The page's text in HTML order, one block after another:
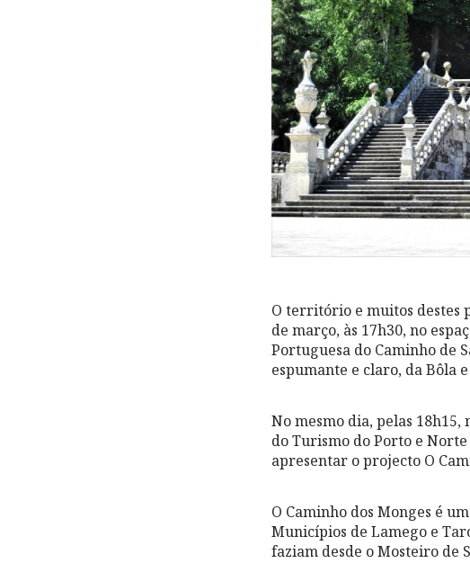
O território e muitos destes
de março, às 17h30, no
Portuguesa do Caminho de
espumante e claro, da Bôla
No mesmo dia, pelas
do Turismo do Porto e
apresentar o projecto O
O Caminho dos Monges é
Municípios de Lamego e
faziam desde o Mosteiro de